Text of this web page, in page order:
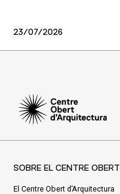
23/07/2026
SOBRE EL CENTRE OBERT
El Centre Obert d’Arquitectura